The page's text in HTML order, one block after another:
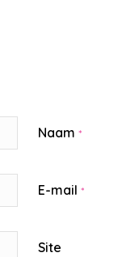
Naam *
E-mail *
Site